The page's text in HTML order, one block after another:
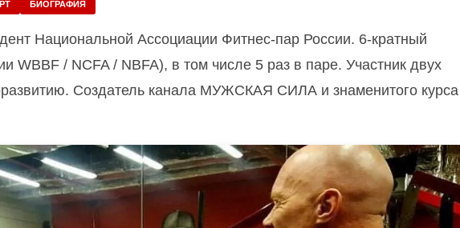
БИОГРАФИЯ
Национальной Ассоциации Фитнес-пар России. 6-кратный
WBBF / NCFA / NBFA), в том числе 5 раз в паре. Участник двух
Создатель канала МУЖСКАЯ СИЛА и знаменитого курса